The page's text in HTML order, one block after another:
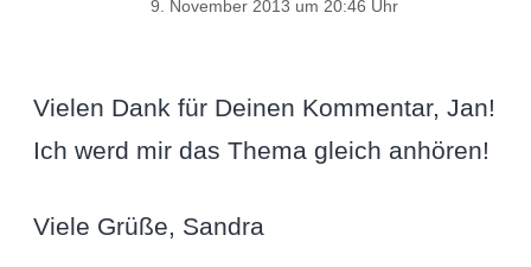
9. November 2013 um 20:46 Uhr
Vielen Dank für Deinen Kommentar, Jan!
Ich werd mir das Thema gleich anhören!
Viele Grüße, Sandra